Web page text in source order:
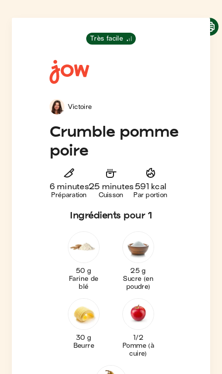
Très facile
Victoire
Crumble pomme
poire
6 minutes
Préparation
25 minutes
Cuisson
591 kcal
Par portion
Ingrédients pour 1
50 g
Farine de
blé
25 g
Sucre (en
poudre)
30 g
Beurre
1/2
Pomme (à
cuire)